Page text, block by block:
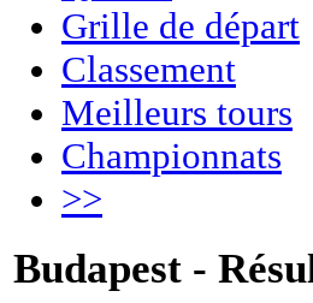
Grille de départ
Classement
Meilleurs tours
Championnats
>>
Budapest -